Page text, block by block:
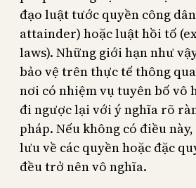
đạo luật tước quyền công
attainder) hoặc luật hồi tố
laws). Những giới hạn như
bảo vệ trên thực tế thông
nơi có nhiệm vụ tuyên bố vô
đi ngược lại với ý nghĩa rõ
pháp. Nếu không có điều
lưu về các quyền hoặc đặc
đều trở nên vô nghĩa.